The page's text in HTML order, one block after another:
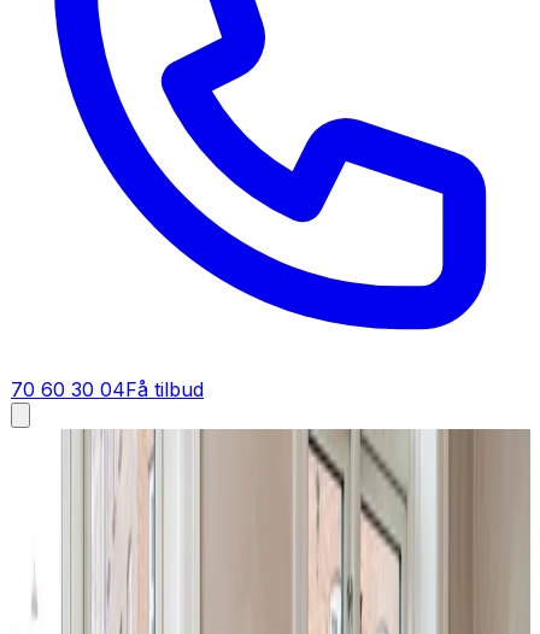
70 60 30 04Få tilbud
Industriventilation i
Industriventilation i Randers
VentilationIndustri klarer hele opgaven i Randers: store
centralanlæg, procesventilation ved kilden og
behovsstyret kontorventilation. Én partner fra
dimensionering til løbende service.